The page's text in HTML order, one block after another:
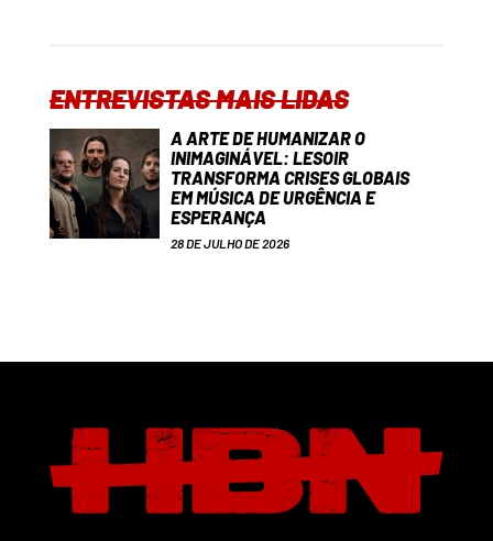
ENTREVISTAS MAIS LIDAS
A ARTE DE HUMANIZAR O
INIMAGINÁVEL: LESOIR
TRANSFORMA CRISES GLOBAIS
EM MÚSICA DE URGÊNCIA E
ESPERANÇA
28 DE JULHO DE 2026